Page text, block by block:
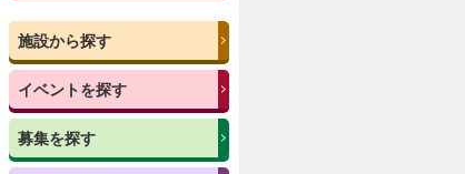
施設から探す
イベントを探す
募集を探す